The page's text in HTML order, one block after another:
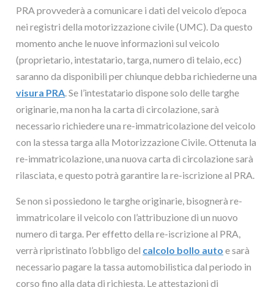
PRA provvederà a comunicare i dati del veicolo d’epoca
nei registri della motorizzazione civile (UMC). Da questo
momento anche le nuove informazioni sul veicolo
(proprietario, intestatario, targa, numero di telaio, ecc)
saranno da disponibili per chiunque debba richiederne una
visura PRA. Se l’intestatario dispone solo delle targhe
originarie, ma non ha la carta di circolazione, sarà
necessario richiedere una re-immatricolazione del veicolo
con la stessa targa alla Motorizzazione Civile. Ottenuta la
re-immatricolazione, una nuova carta di circolazione sarà
rilasciata, e questo potrà garantire la re-iscrizione al PRA.
Se non si possiedono le targhe originarie, bisognerà re-
immatricolare il veicolo con l’attribuzione di un nuovo
numero di targa. Per effetto della re-iscrizione al PRA,
verrà ripristinato l’obbligo del calcolo bollo auto e sarà
necessario pagare la tassa automobilistica dal periodo in
corso fino alla data di richiesta. Le attestazioni di